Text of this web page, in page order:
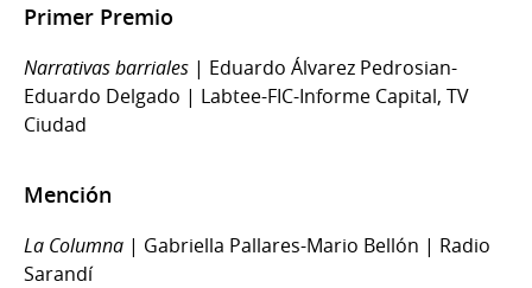
Primer Premio
Narrativas barriales | Eduardo Álvarez Pedrosian-
Eduardo Delgado | Labtee-FIC-Informe Capital, TV
Ciudad
Mención
La Columna | Gabriella Pallares-Mario Bellón | Radio
Sarandí